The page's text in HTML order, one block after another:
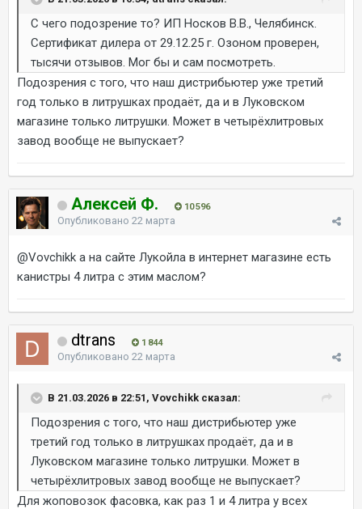
С чего подозрение то? ИП Носков В.В., Челябинск.
Сертификат дилера от 29.12.25 г. Озоном проверен,
тысячи отзывов. Мог бы и сам посмотреть.
Подозрения с того, что наш дистрибьютер уже третий
год только в литрушках продаёт, да и в Луковском
магазине только литрушки. Может в четырёхлитровых
завод вообще не выпускает?
Алексей Ф. 10 596
Опубликовано 22 марта
@Vovchikk а на сайте Лукойла в интернет магазине есть
канистры 4 литра с этим маслом?
dtrans 1 844
Опубликовано 22 марта
В 21.03.2026 в 22:51, Vovchikk сказал:
Подозрения с того, что наш дистрибьютер уже
третий год только в литрушках продаёт, да и в
Луковском магазине только литрушки. Может в
четырёхлитровых завод вообще не выпускает?
Для жоповозок фасовка, как раз 1 и 4 литра у всех